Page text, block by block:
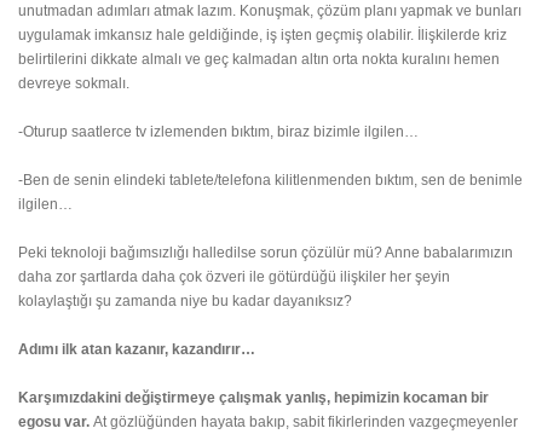
unutmadan adımları atmak lazım. Konuşmak, çözüm planı yapmak ve bunları
uygulamak imkansız hale geldiğinde, iş işten geçmiş olabilir. İlişkilerde kriz
belirtilerini dikkate almalı ve geç kalmadan altın orta nokta kuralını hemen
devreye sokmalı.
-Oturup saatlerce tv izlemenden bıktım, biraz bizimle ilgilen…
-Ben de senin elindeki tablete/telefona kilitlenmenden bıktım, sen de benimle
ilgilen…
Peki teknoloji bağımsızlığı halledilse sorun çözülür mü? Anne babalarımızın
daha zor şartlarda daha çok özveri ile götürdüğü ilişkiler her şeyin
kolaylaştığı şu zamanda niye bu kadar dayanıksız?
Adımı ilk atan kazanır, kazandırır…
Karşımızdakini değiştirmeye çalışmak yanlış, hepimizin kocaman bir
egosu var. At gözlüğünden hayata bakıp, sabit fikirlerinden vazgeçmeyenler